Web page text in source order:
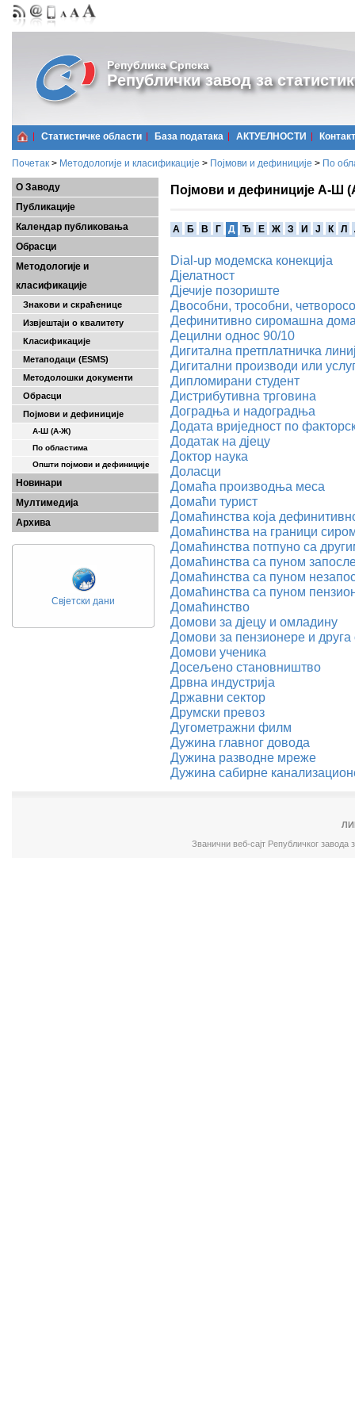
Република Српска
Републички завод за
Статистичке области Базa података АКТУЕЛНОСТИ Контакт
Почетак > Методологије и класификације > Појмови и дефиниције > По
О Заводу
Публикације
Календар публиковања
Обрасци
Методологије и
класификације
Знакови и скраћенице
Извјештаји о квалитету
Класификације
Метаподаци (ESMS)
Методолошки документи
Обрасци
Појмови и дефиниције
А-Ш (A-Ж)
По областима
Општи појмови и дефиниције
Новинари
Мултимедија
Архива
Свјетски дани
Појмови и дефиниције А-Ш
A Б В Г Д Ђ Е Ж З И Ј К Л
Dial-up модемска конекција
Дјелатност
Дјечије позориште
Двособни, трособни,
Дефинитивно сиромашна
Децилни однос 90/10
Дигитaлна претплатничка
Дигитални производи или
Дипломирани студент
Дистрибутивна трговина
Доградња и надоградња
Додата вриједност по
Додатак на дјецу
Доктор наука
Доласци
Домаћа производња меса
Домаћи турист
Домаћинства која
Домаћинства на граници
Домаћинства потпуно са
Домаћинства са пуном
Домаћинства са пуном
Домаћинства са пуном
Домаћинство
Домови за дјецу и омладину
Домови за пензионере и
Домови ученика
Досељено становништво
Дрвнa индустријa
Државни сектор
Друмски превоз
Дугометражни филм
Дужина главног довода
Дужина разводне мреже
Дужина сабирне
Званични веб-сајт Републичког